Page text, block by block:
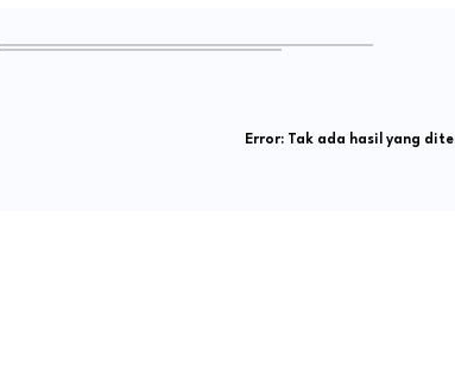
Error: Tak ada hasil yang